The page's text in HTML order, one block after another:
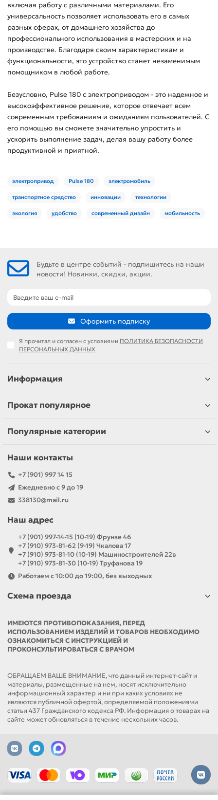
включая работу с различными материалами. Его
универсальность позволяет использовать его в самых
разных сферах, от домашнего хозяйства до
профессионального использования в мастерских и на
производстве. Благодаря своим характеристикам и
функциональности, это устройство станет незаменимым
помощником в любой работе.
Безусловно, Pulse 180 с электроприводом - это надежное и
высокоэффективное решение, которое отвечает всем
современным требованиям и ожиданиям пользователей. С
его помощью вы сможете значительно упростить и
ускорить выполнение задач, делая вашу работу более
продуктивной и приятной.
электропривод Pulse 180 электромобиль
транспортное средство инновации технологии
экология удобство современный дизайн мобильность
Будьте в центре событий - подпишитесь на наши
новости! Новинки, скидки, акции.
Оформить подписку
Я прочитал и согласен с условиями ПОЛИТИКА БЕЗОПАСНОСТИ
ПЕРСОНАЛЬНЫХ ДАННЫХ
Информация
Прокат популярное
Популярные категории
Наши контакты
+7 (901) 997 14 15
Ежедневно с 9 до 19
338130@mail.ru
Наш адрес
+7 (901) 997-14-15 (10-19) Фрунзе 46
+7 (910) 973-81-62 (9-19) Чкалова 17
+7 (910) 973-81-10 (10-19) Машиностроителей 22в
+7 (910) 973-81-30 (10-19) Труфанова 19
Работаем с 10:00 до 19:00, без выходных
Схема проезда
ИМЕЮТСЯ ПРОТИВОПОКАЗАНИЯ, ПЕРЕД
ИСПОЛЬЗОВАНИЕМ ИЗДЕЛИЙ И ТОВАРОВ НЕОБХОДИМО
ОЗНАКОМИТЬСЯ С ИНСТРУКЦИЕЙ И
ПРОКОНСУЛЬТИРОВАТЬСЯ С ВРАЧОМ
ОБРАЩАЕМ ВАШЕ ВНИМАНИЕ, что данный интернет-сайт и
материалы, размещенные на нем, носят исключительно
информационный характер и ни при каких условиях не
являются публичной офертой, определяемой положениями
статьи 437 Гражданского кодекса РФ. Информация о товарах на
сайте может обновляться в течение нескольких часов.